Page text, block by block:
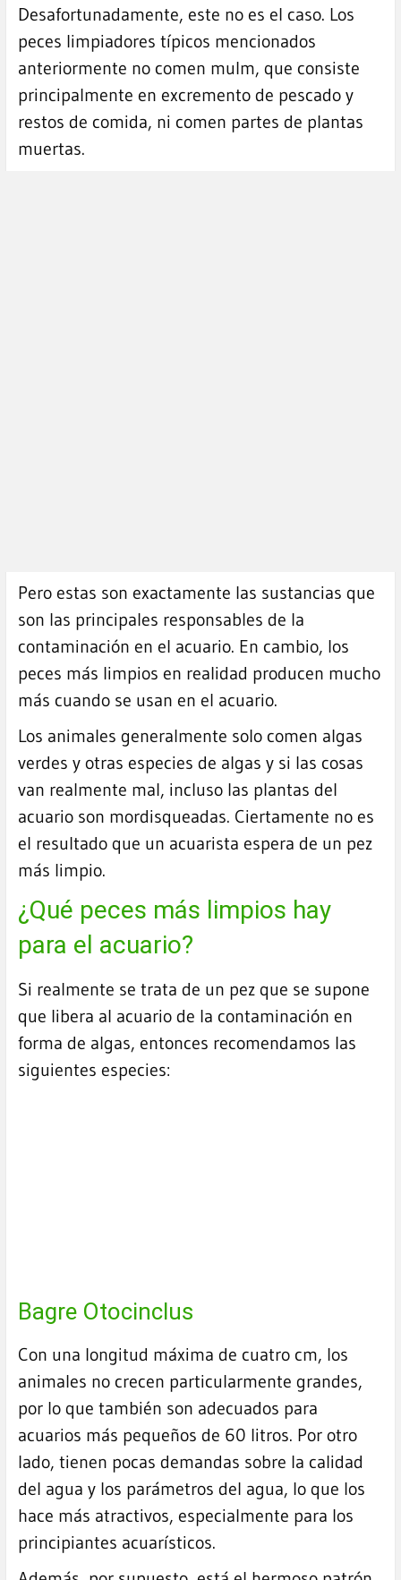
Desafortunadamente, este no es el caso. Los
peces limpiadores típicos mencionados
anteriormente no comen mulm, que consiste
principalmente en excremento de pescado y
restos de comida, ni comen partes de plantas
muertas.
Pero estas son exactamente las sustancias que
son las principales responsables de la
contaminación en el acuario. En cambio, los
peces más limpios en realidad producen mucho
más cuando se usan en el acuario.
Los animales generalmente solo comen algas
verdes y otras especies de algas y si las cosas
van realmente mal, incluso las plantas del
acuario son mordisqueadas. Ciertamente no es
el resultado que un acuarista espera de un pez
más limpio.
¿Qué peces más limpios hay
para el acuario?
Si realmente se trata de un pez que se supone
que libera al acuario de la contaminación en
forma de algas, entonces recomendamos las
siguientes especies:
Bagre Otocinclus
Con una longitud máxima de cuatro cm, los
animales no crecen particularmente grandes,
por lo que también son adecuados para
acuarios más pequeños de 60 litros. Por otro
lado, tienen pocas demandas sobre la calidad
del agua y los parámetros del agua, lo que los
hace más atractivos, especialmente para los
principiantes acuarísticos.